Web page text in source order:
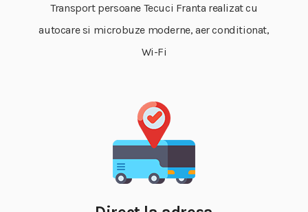
Transport persoane Tecuci Franta realizat cu
autocare si microbuze moderne, aer conditionat,
Wi-Fi